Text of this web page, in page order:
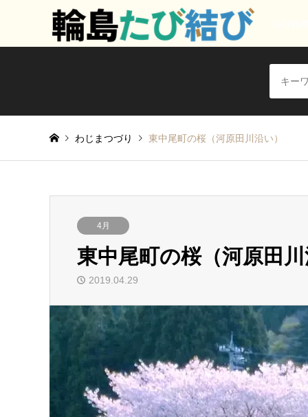
わじまつづり 東中尾町の桜（河原田川沿い）
4月
東中尾町の桜（河原田
2019.04.29